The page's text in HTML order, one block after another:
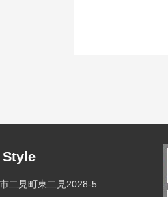
Style
二見町東二見2028-5